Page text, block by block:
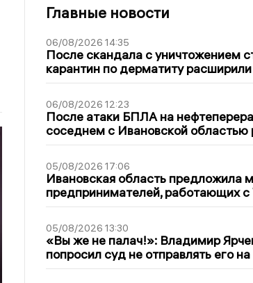
Главные новости
06/08/2026 14:35
После скандала с уничтожением
карантин по дерматиту
06/08/2026 12:23
После атаки БПЛА на
соседнем с Ивановской областью
05/08/2026 17:06
Ивановская область предложила
предпринимателей, работающих
05/08/2026 13:30
«Вы же не палач!»: Владимир
попросил суд не отправлять его